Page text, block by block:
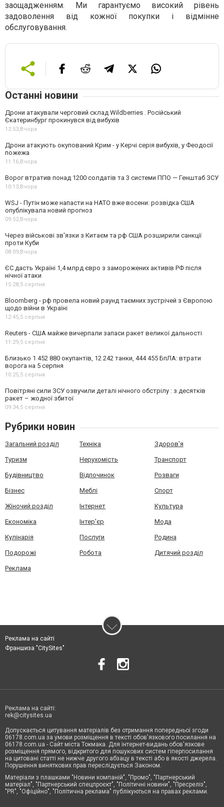
заощадженням. Ми гарантуємо високий рівень
задоволення від кожної покупки і відмінне
обслуговування.
Останні новини
Дрони атакували черговий склад Wildberries . Російський
Єкатеринбург прокинувся від вибухів
12:53, Вчора
Дрони атакують окупований Крим - у Керчі серія вибухів, у Феодосії
пожежа
11:16, Вчора
Ворог втратив понад 1200 солдатів та 3 системи ППО — Генштаб ЗСУ
10:13, Вчора
WSJ - Путін може напасти на НАТО вже восени: розвідка США
опублікувала новий прогноз
09:52, Вчора
Через військові зв'язки з Китаєм та рф США розширили санкції
проти Куби
08:09, Вчора
ЄС дасть Україні 1,4 млрд євро з заморожених активів РФ після
нічної атаки
15:28,5 серпня
Bloomberg - рф провела новий раунд таємних зустрічей з Європою
щодо війни в Україні
12:45,5 серпня
Reuters - США майже вичерпали запаси ракет великої дальності
11:29,5 серпня
Близько 1 452 880 окупантів, 12 242 танки, 444 455 БпЛА: втрати
ворога на 5 серпня
10:25,5 серпня
Повітряні сили ЗСУ озвучили деталі нічного обстрілу : з десятків
ракет – жодної збитої
09:34,5 серпня
Рубрики новин
Загальний розділ Техніка Здоров'я
Туризм Нерухомість Транспорт
Будівництво Відпочинок Розваги
Бізнес Меблі Спорт
Жіночий розділ Інтернет Культура
Економіка Інтер'єр Мода
Кулінарія Послуги Родина
Подорожі Робота Дитячий розділ
Реклама
Реклама на сайті
Франшиза "CitySites"
Реклама на сайті:
rek@citysites.ua
Допускається цитування матеріалів без отримання попередньої згоди
06178.com.ua за умови розміщення в тексті обов'язкового посилання на
06178.com.ua - Сайт міста Токмака. Для інтернет-видань обов'язкове
розміщення прямого, відкритого для пошукових систем гіперпосилання
на цитовані статті не нижче другого абзацу в тексті або в якості джерела.
Порушення виняткових прав переслідується Законом.
Матеріали з плашками "Новини компаній", "Промо", "Партнерський
матеріал", "Партнерський спецпроєкт", "Політичні новини", "Пресреліз",
"PR", "Офіційно", "Політична реклама" публікуються на правах реклами.